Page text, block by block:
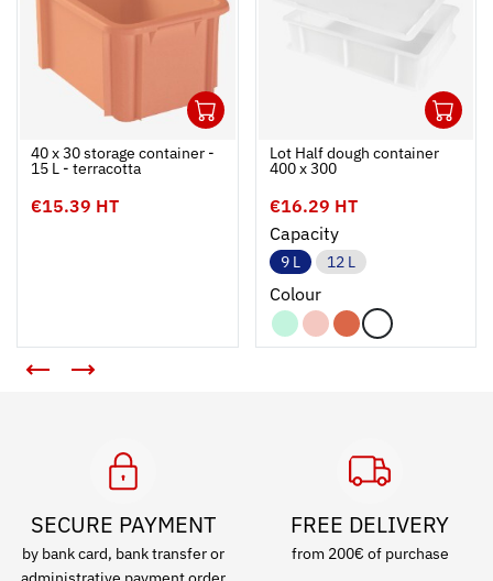
Add to cart
Fermer
40 x 30 storage container -
15 L - terracotta
€15.39 HT
Lot Half dough container
400 x 300
€16.29 HT
Capacity
9 L 12 L
Colour
SECURE PAYMENT
by bank card, bank transfer or
FREE DELIVERY
from 200€ of purchase